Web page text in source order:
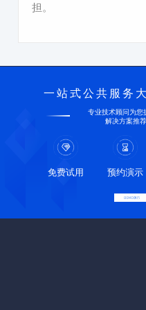
担。
一站式公共服务
专业技术顾问为您
解决方案推
免费试用 预约演示